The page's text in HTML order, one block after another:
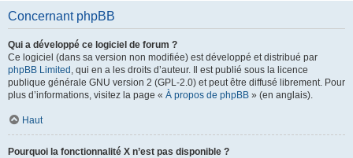
Concernant phpBB
Qui a développé ce logiciel de forum ?
Ce logiciel (dans sa version non modifiée) est développé et distribué par
phpBB Limited , qui en a les droits d’auteur. Il est publié sous la licence
publique générale GNU version 2 (GPL-2.0) et peut être diffusé librement. Pour
plus d’informations, visitez la page « À propos de phpBB » (en anglais).
Haut
Pourquoi la fonctionnalité X n’est pas disponible ?